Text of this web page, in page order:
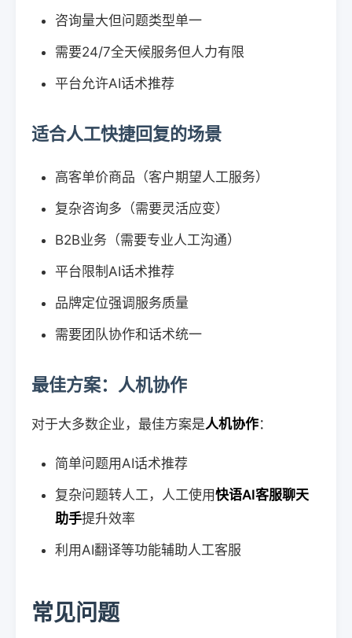
咨询量大但问题类型单一
需要24/7全天候服务但人力有限
平台允许AI话术推荐
适合人工快捷回复的场景
高客单价商品（客户期望人工服务）
复杂咨询多（需要灵活应变）
B2B业务（需要专业人工沟通）
平台限制AI话术推荐
品牌定位强调服务质量
需要团队协作和话术统一
最佳方案：人机协作
对于大多数企业，最佳方案是人机协作：
简单问题用AI话术推荐
复杂问题转人工，人工使用快语AI客服聊天
助手提升效率
利用AI翻译等功能辅助人工客服
常见问题